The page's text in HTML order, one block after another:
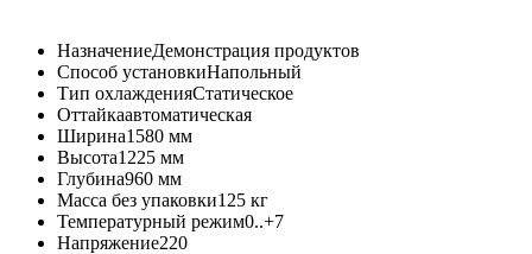
НазначениеДемонстрация продуктов
Способ установкиНапольный
Тип охлажденияСтатическое
Оттайкаавтоматическая
Ширина1580 мм
Высота1225 мм
Глубина960 мм
Масса без упаковки125 кг
Температурный режим0..+7
Напряжение220